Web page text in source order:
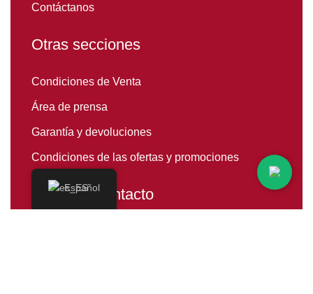
Contáctanos
Otras secciones
Condiciones de Venta
Área de prensa
Garantía y devoluciones
Condiciones de las ofertas y promociones
Datos de contacto
Español